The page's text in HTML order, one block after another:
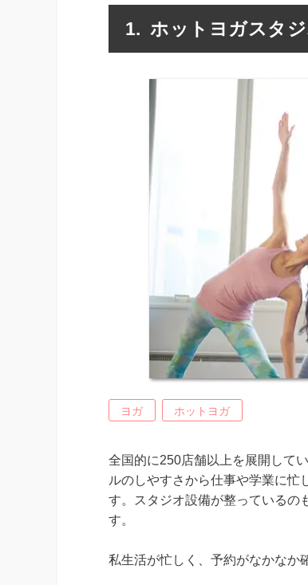
ホットヨガスタ
ヨガ ホットヨガ
全国的に250店舗以上を展開して
ルのしやすさから仕事や学業に忙
す。スタジオ設備が整っているの
す。
私生活が忙しく、予約がなかなか